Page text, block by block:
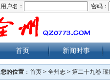
用户名： 密码：
首页 新闻时事
您的位置 ： 首页 > 全州志 > 第二十九卷 瑶